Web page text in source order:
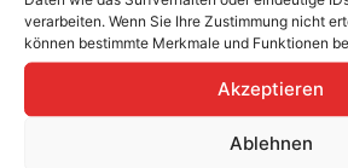
verarbeiten. Wenn Sie Ihre Zustimmung nicht
können bestimmte Merkmale und Funktionen
Akzeptieren
Ablehnen
Platzierung
Left Side
– Front
>490